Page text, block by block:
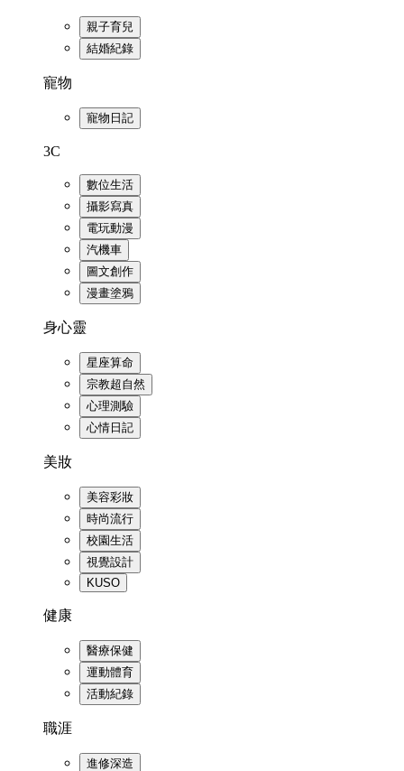
親子育兒
結婚紀錄
寵物
寵物日記
3C
數位生活
攝影寫真
電玩動漫
汽機車
圖文創作
漫畫塗鴉
身心靈
星座算命
宗教超自然
心理測驗
心情日記
美妝
美容彩妝
時尚流行
校園生活
視覺設計
KUSO
健康
醫療保健
運動體育
活動紀錄
職涯
進修深造